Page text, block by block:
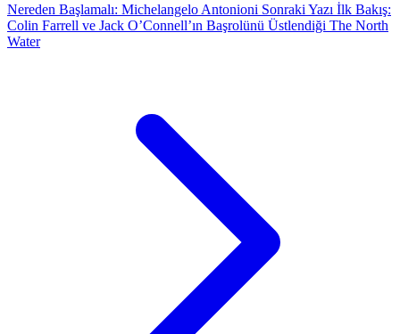
Nereden Başlamalı: Michelangelo Antonioni Sonraki Yazı İlk Bakış:
Colin Farrell ve Jack O’Connell’ın Başrolünü Üstlendiği The North
Water